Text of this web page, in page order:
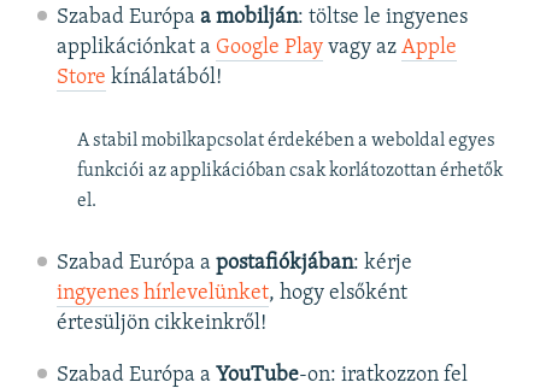
Szabad Európa a mobilján: töltse le ingyenes
applikációnkat a Google Playvagy az Apple
Store kínálatából!
A stabil mobilkapcsolat érdekében a weboldal egyes
funkciói az applikációban csak korlátozottan érhetők
el.
Szabad Európa a postafiókjában: kérje
ingyenes hírlevelünket, hogy elsőként
értesüljön cikkeinkről!
Szabad Európa a YouTube-on: iratkozzon fel